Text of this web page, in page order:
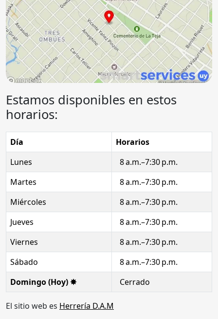
Estamos disponibles en estos
horarios:
Día
Horarios
Lunes
8 a.m.–7:30 p.m.
Martes
8 a.m.–7:30 p.m.
Miércoles
8 a.m.–7:30 p.m.
Jueves
8 a.m.–7:30 p.m.
Viernes
8 a.m.–7:30 p.m.
Sábado
8 a.m.–7:30 p.m.
Domingo (Hoy) ✸
Cerrado
El sitio web es Herrería D.A.M